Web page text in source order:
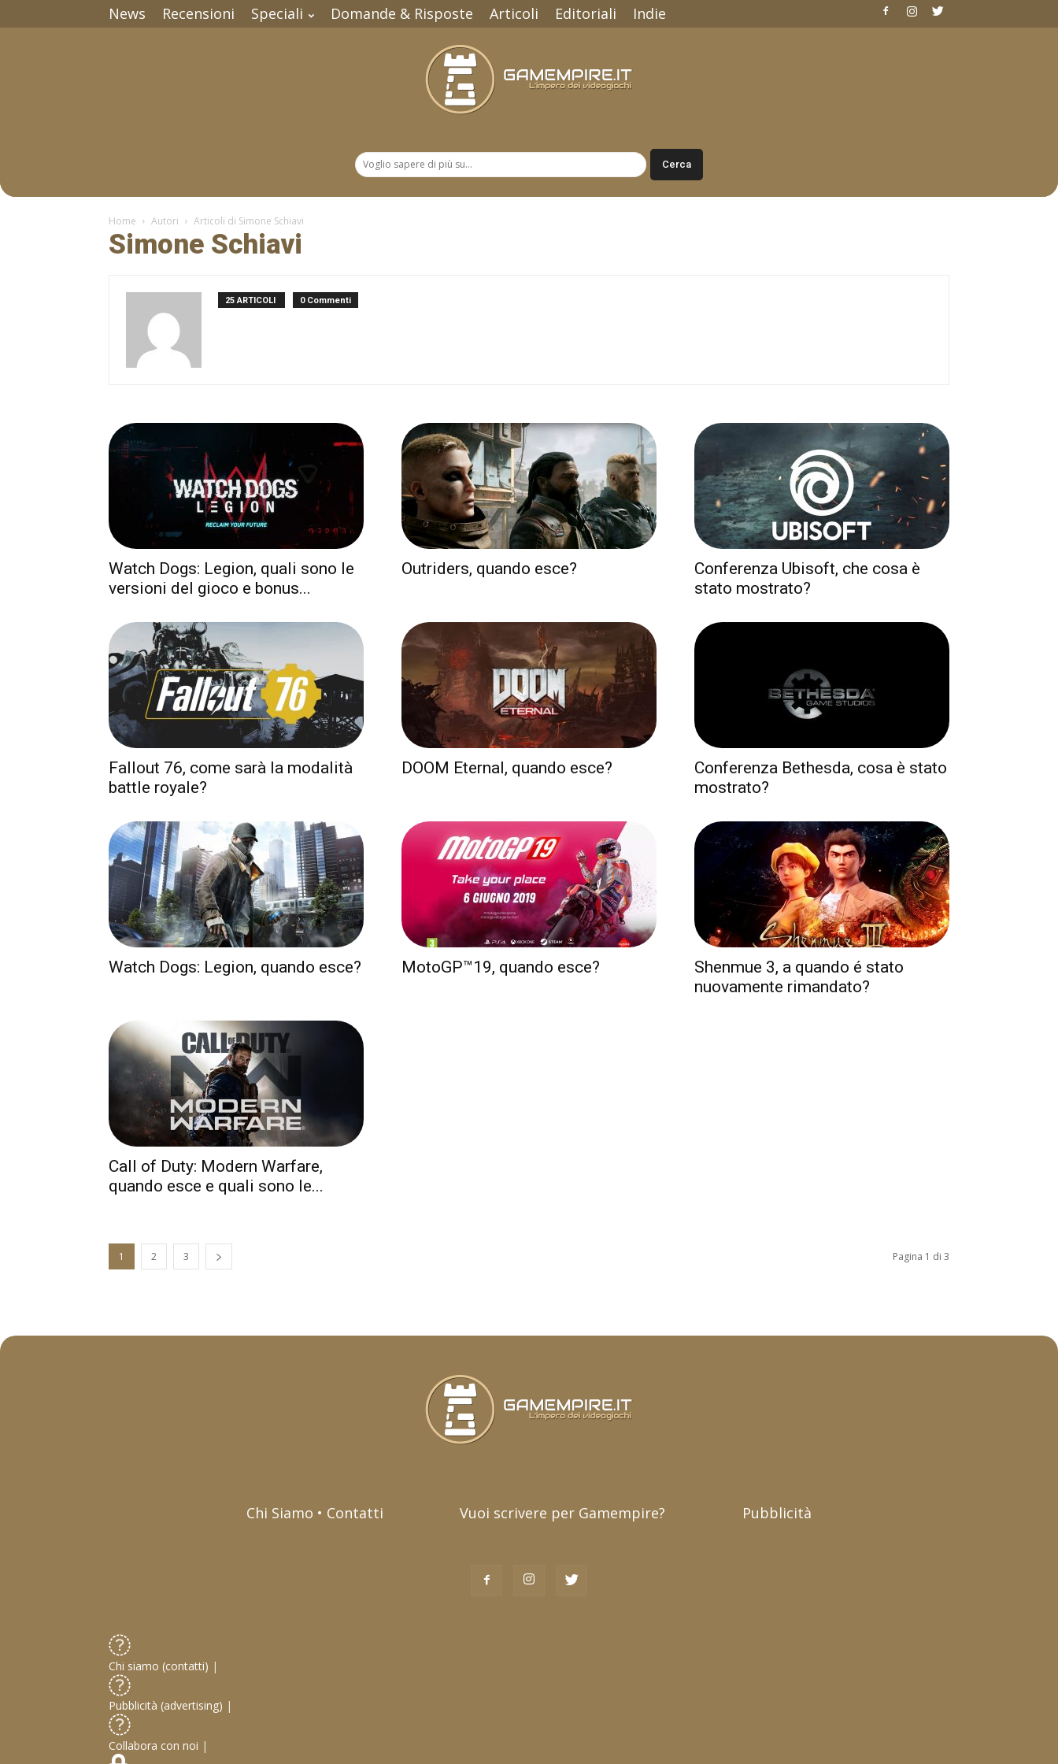
News Recensioni Speciali Domande & Risposte Articoli Editoriali Indie
Home Autori Articoli di Simone Schiavi
Simone Schiavi
25 ARTICOLI 0 Commenti
Watch Dogs: Legion, quali sono le
versioni del gioco e bonus...
Outriders, quando esce?
Conferenza Ubisoft, che cosa è
stato mostrato?
Fallout 76, come sarà la modalità
battle royale?
DOOM Eternal, quando esce?
Conferenza Bethesda, cosa è stato
mostrato?
Watch Dogs: Legion, quando esce? MotoGP™19, quando esce?
Shenmue 3, a quando é stato
nuovamente rimandato?
Call of Duty: Modern Warfare,
quando esce e quali sono le...
1 2 3 Pagina 1 di 3
Chi Siamo • Contatti Vuoi scrivere per Gamempire? Pubblicità
Chi siamo (contatti) |
Pubblicità (advertising) |
Collabora con noi |